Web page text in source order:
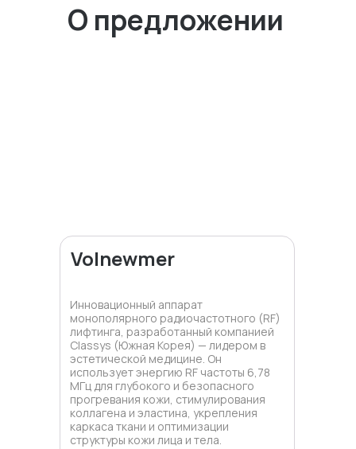
О предложении
Инновационный аппарат
монополярного радиочастотного (RF)
лифтинга, разработанный компанией
Classys (Южная Корея) — лидером в
эстетической медицине. Он
использует энергию RF частоты 6,78
МГц для глубокого и безопасного
прогревания кожи, стимулирования
коллагена и эластина, укрепления
каркаса ткани и оптимизации
структуры кожи лица и тела.
Volnewmer